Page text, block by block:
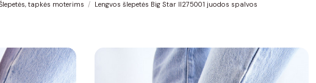
tapkės moterims Lengvos šlepetės Big Star II275001 juodos spalvos